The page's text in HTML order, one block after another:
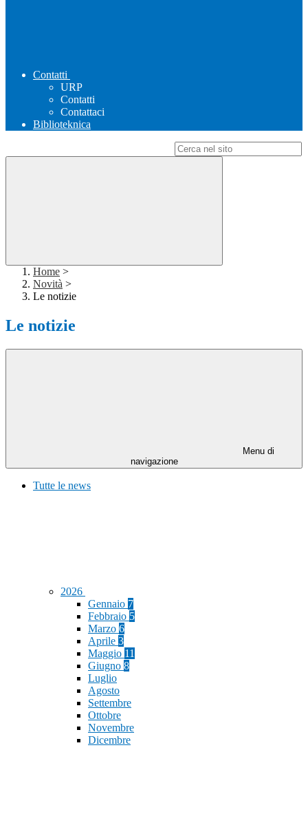
Contatti
URP
Contatti
Contattaci
Biblioteknica
Home >
Novità >
Le notizie
Le notizie
Menu di
navigazione
Tutte le news
2026
Gennaio 7
Febbraio 5
Marzo 6
Aprile 3
Maggio 11
Giugno 8
Luglio
Agosto
Settembre
Ottobre
Novembre
Dicembre